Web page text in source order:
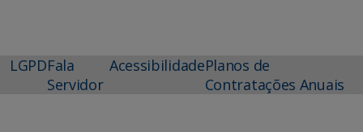
LGPDFala
Servidor
AcessibilidadePlanos de
Contratações Anuais